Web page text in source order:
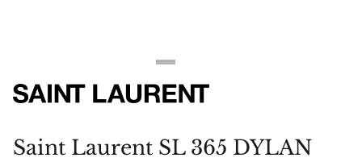
Saint Laurent SL 365 DYLAN